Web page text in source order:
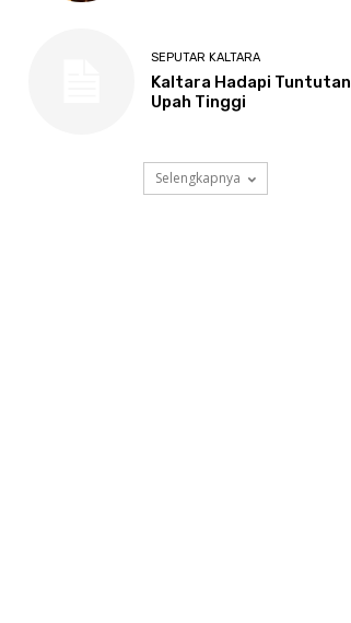
SEPUTAR KALTARA
Kaltara Hadapi Tuntutan
Upah Tinggi
Selengkapnya